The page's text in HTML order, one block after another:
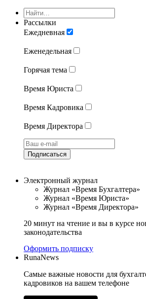
Рассылки
Ежедневная
Еженедельная
Горячая тема
Время Юриста
Время Кадровика
Время Директора
Подписаться
Электронный журнал
Журнал «Время Бухгалтера»
Журнал «Время Юриста»
Журнал «Время Директора»
20 минут на чтение и вы в курсе
законодательства
Оформить подписку
RunaNews
Самые важные новости для
кадровиков на вашем телефоне